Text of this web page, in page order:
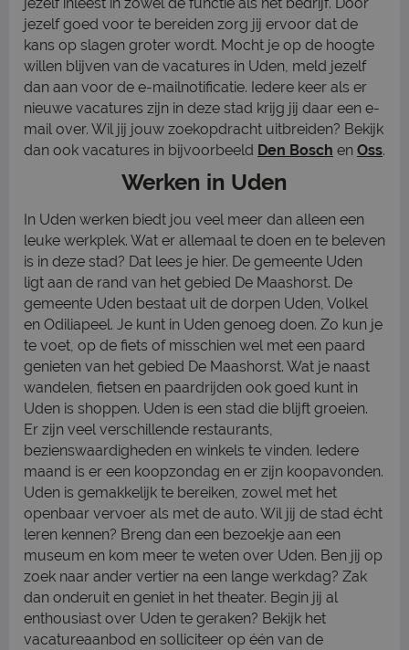
jezelf goed voor te bereiden zorg jij ervoor dat de
kans op slagen groter wordt. Mocht je op de hoogte
willen blijven van de vacatures in Uden, meld jezelf
dan aan voor de e-mailnotificatie. Iedere keer als er
nieuwe vacatures zijn in deze stad krijg jij daar een e-
mail over. Wil jij jouw zoekopdracht uitbreiden? Bekijk
dan ook vacatures in bijvoorbeeld Den Bosch en Oss.
Werken in Uden
In Uden werken biedt jou veel meer dan alleen een
leuke werkplek. Wat er allemaal te doen en te beleven
is in deze stad? Dat lees je hier. De gemeente Uden
ligt aan de rand van het gebied De Maashorst. De
gemeente Uden bestaat uit de dorpen Uden, Volkel
en Odiliapeel. Je kunt in Uden genoeg doen. Zo kun je
te voet, op de fiets of misschien wel met een paard
genieten van het gebied De Maashorst. Wat je naast
wandelen, fietsen en paardrijden ook goed kunt in
Uden is shoppen. Uden is een stad die blijft groeien.
Er zijn veel verschillende restaurants,
bezienswaardigheden en winkels te vinden. Iedere
maand is er een koopzondag en er zijn koopavonden.
Uden is gemakkelijk te bereiken, zowel met het
openbaar vervoer als met de auto. Wil jij de stad écht
leren kennen? Breng dan een bezoekje aan een
museum en kom meer te weten over Uden. Ben jij op
zoek naar ander vertier na een lange werkdag? Zak
dan onderuit en geniet in het theater. Begin jij al
enthousiast over Uden te geraken? Bekijk het
vacatureaanbod en solliciteer op één van de